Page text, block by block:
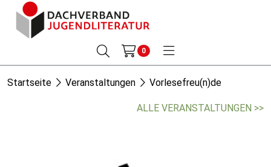
0
Startseite Veranstaltungen Vorlesefreu(n)de
ALLE VERANSTALTUNGEN >>